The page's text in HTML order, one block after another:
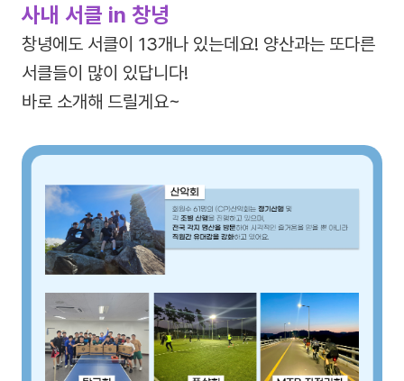
사내 서클 in 창녕
창녕에도 서클이 13개나 있는데요! 양산과는 또다른
서클들이 많이 있답니다!
바로 소개해 드릴게요~